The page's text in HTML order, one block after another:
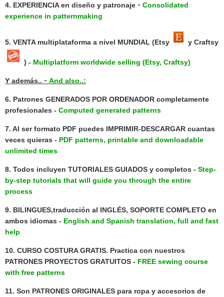
4. EXPERIENCIAen diseño y patronaje - Consolidated
experience in patternmaking
5. VENTAmultiplataforma a nivel MUNDIAL (Etsy y Craftsy
) - Multiplatform worldwide selling (Etsy, Craftsy)
Y además.. - And also..:
6. Patrones GENERADOS POR ORDENADOR completamente
profesionales - Computed generated patterns
7. Al ser formato PDF puedes IMPRIMIR-DESCARGAR cuantas
veces quieras - PDF patterns, printable and downloadable
unlimited times
8. Todos incluyen TUTORIALES GUIADOS y completos - Step-
by-step tutorials that will guide you through the entire
process
9. BILINGUES,traducción al INGLÉS, SOPORTE COMPLETO en
ambos idiomas - English and Spanish translation, full and fast
help
10. CURSO COSTURA GRATIS. Practica con nuestros
PATRONES PROYECTOS GRATUITOS - FREE sewing course
with free patterns
11. Son PATRONES ORIGINALES para ropa y accesorios de